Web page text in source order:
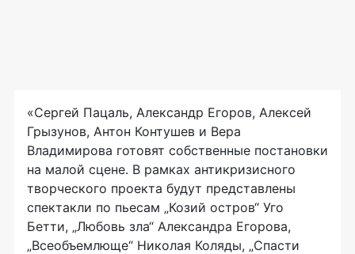
«Сергей Пацаль, Александр Егоров, Алексей
Грызунов, Антон Контушев и Вера
Владимирова готовят собственные постановки
на малой сцене. В рамках антикризисного
творческого проекта будут представлены
спектакли по пьесам „Козий остров“ Уго
Бетти, „Любовь зла“ Александра Егорова,
„Всеобъемлюще“ Николая Коляды, „Спасти